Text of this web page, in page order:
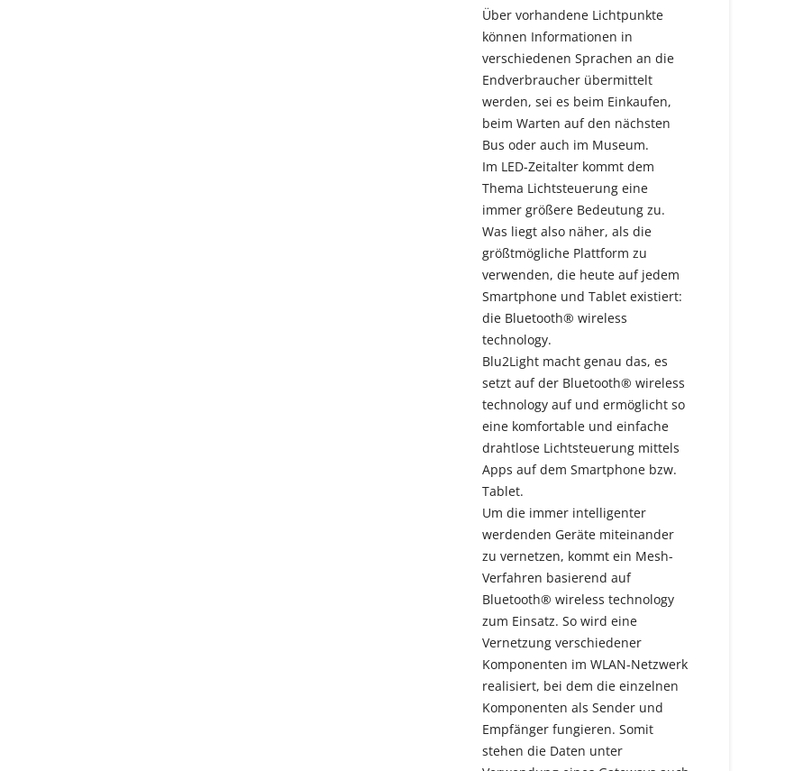
Über vorhandene Lichtpunkte
können Informationen in
verschiedenen Sprachen an die
Endverbraucher übermittelt
werden, sei es beim Einkaufen,
beim Warten auf den nächsten
Bus oder auch im Museum.
Im LED-Zeitalter kommt dem
Thema Lichtsteuerung eine
immer größere Bedeutung zu.
Was liegt also näher, als die
größtmögliche Plattform zu
verwenden, die heute auf jedem
Smartphone und Tablet existiert:
die Bluetooth® wireless
technology.
Blu2Light macht genau das, es
setzt auf der Bluetooth® wireless
technology auf und ermöglicht so
eine komfortable und einfache
drahtlose Lichtsteuerung mittels
Apps auf dem Smartphone bzw.
Tablet.
Um die immer intelligenter
werdenden Geräte miteinander
zu vernetzen, kommt ein Mesh-
Verfahren basierend auf
Bluetooth® wireless technology
zum Einsatz. So wird eine
Vernetzung verschiedener
Komponenten im WLAN-Netzwerk
realisiert, bei dem die einzelnen
Komponenten als Sender und
Empfänger fungieren. Somit
stehen die Daten unter